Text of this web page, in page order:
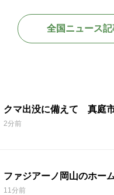
全国ニュース
クマ出没に備えて 真庭
2分前
ファジアーノ岡山のホー
11分前